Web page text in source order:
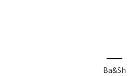
Ba&sh